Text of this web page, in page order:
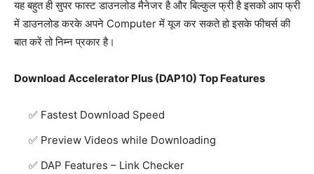
यह बहुत ही सुपर फास्ट डाउनलोड मैनेजर है और बिल्कुल फ्री है इसको आप फ्री
में डाउनलोड करके अपने Computer में यूज कर सकते हो इसके फीचर्स की
बात करें तो निम्न प्रकार है।
Download Accelerator Plus (DAP10) Top Features
Fastest Download Speed
Preview Videos while Downloading
DAP Features – Link Checker